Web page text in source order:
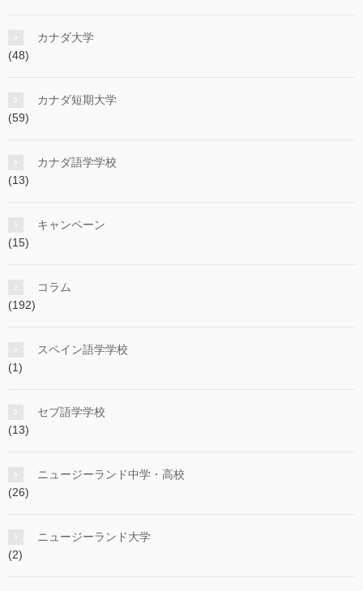
カナダ大学
(48)
カナダ短期大学
(59)
カナダ語学学校
(13)
キャンペーン
(15)
コラム
(192)
スペイン語学学校
(1)
セブ語学学校
(13)
ニュージーランド中学・高校
(26)
ニュージーランド大学
(2)